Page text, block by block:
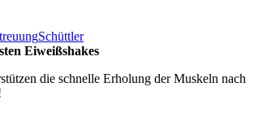
Schüttler
Eiweißshakes
die schnelle Erholung der Muskeln nach